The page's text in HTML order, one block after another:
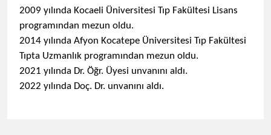
2009 yılında Kocaeli Üniversitesi Tıp Fakültesi Lisans
programından mezun oldu.
2014 yılında Afyon Kocatepe Üniversitesi Tıp Fakültesi
Tıpta Uzmanlık programından mezun oldu.
2021 yılında Dr. Öğr. Üyesi unvanını aldı.
2022 yılında Doç. Dr. unvanını aldı.